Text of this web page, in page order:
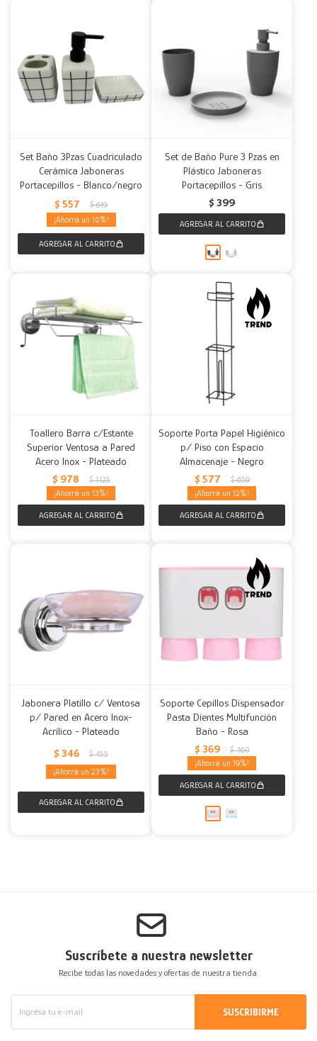
Set Baño 3Pzas Cuadriculado
Cerámica Jaboneras
Portacepillos - Blanco/negro
$ 557 $ 619
10
Set de Baño Pure 3 Pzas en
Plástico Jaboneras
Portacepillos - Gris
$ 399
Toallero Barra c/Estante
Superior Ventosa a Pared
Acero Inox - Plateado
$ 978 $ 1.125
13
Soporte Porta Papel Higiénico
p/ Piso con Espacio
Almacenaje - Negro
$ 577 $ 659
12
Jabonera Platillo c/ Ventosa
p/ Pared en Acero Inox-
Acrílico - Plateado
$ 346 $ 455
23
Soporte Cepillos Dispensador
Pasta Dientes Multifunción
Baño - Rosa
$ 369 $ 460
19
Suscríbete a nuestra newsletter
Recibe todas las novedades y ofertas de nuestra tienda.
SUSCRIBIRME